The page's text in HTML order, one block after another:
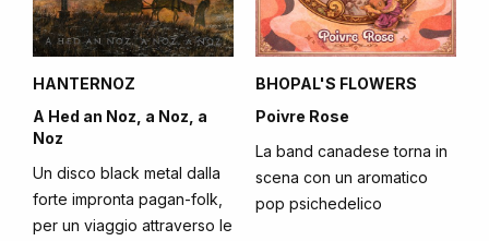
HANTERNOZ
A Hed an Noz, a Noz, a
Noz
Un disco black metal dalla
forte impronta pagan-folk,
per un viaggio attraverso le
BHOPAL'S FLOWERS
Poivre Rose
La band canadese torna in
scena con un aromatico
pop psichedelico